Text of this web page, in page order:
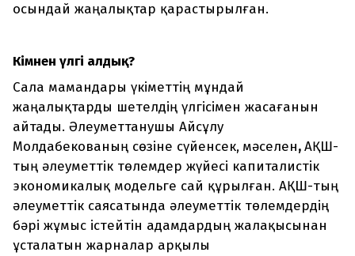
осындай жаңалықтар қарастырылған.
Кімнен үлгі алдық?
Сала мамандары үкіметтің мұндай
жаңалықтарды шетелдің үлгісімен жасағанын
айтады. Әлеуметтанушы Айсұлу
Молдабекованың сөзіне сүйенсек, мәселен,АҚШ-
тың әлеуметтік төлемдер жүйесі капиталистік
экономикалық модельге сай құрылған. АҚШ-тың
әлеуметтік саясатында әлеуметтік төлемдердің
бәрі жұмыс істейтін адамдардың жалақысынан
ұсталатын жарналар арқылы